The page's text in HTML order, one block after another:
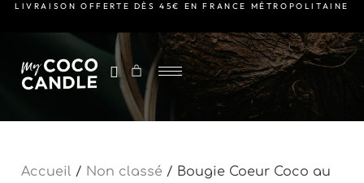
LIVRAISON OFFERTE DÈS 45€ EN FRANCE MÉTROPOLITAINE
Accueil / Non classé / Bougie Coeur Coco au